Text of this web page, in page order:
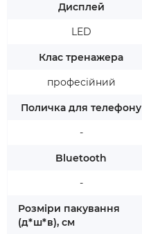
Дисплей
LED
Клас тренажера
професійний
Поличка для телефону
-
Bluetooth
-
Розміри пакування
(д*ш*в), см